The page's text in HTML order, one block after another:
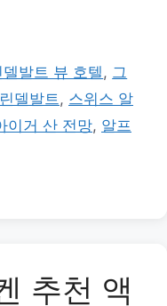
델발트 뷰 호텔, 그
델발트 , 스위스 알
이거 산 전망, 알프
추천 액